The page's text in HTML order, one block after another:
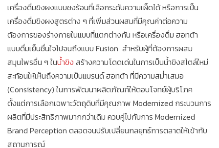
เครื่องดื่มขิงผงแบบชงร้อนที่เลือกระดับความเผ็ดได้ หรือการเป็น
เครื่องดื่มขิงผงสูตรต่าง ๆ ที่เพิ่มส่วนผสมที่มีคุณค่าต่อความ
ต้องการของร่างกายในแบบที่แตกต่างกัน หรือเครื่องดื่ม ฮอทต้า
แบบดื่มเย็นชื่นใจไปจนถึงแบบ Fusion สำหรับผู้ที่ต้องการผสม
สมุนไพรอื่น ๆ ในน้ำขิง สร้างความโดดเด่นในการเป็นน้ำขิงสไตล์ใหม่
สะท้อนให้เห็นถึงความเป็นแบรนด์ ฮอทต้า ที่มีความสม่ำเสมอ
(Consistency) ในการพัฒนาผลิตภัณฑ์ให้ตอบโจทย์ผู้บริโภค
ตั้งแต่การเลือกเฉพาะวัตถุดิบที่มีคุณภาพ Modernized กระบวนการ
ผลิตที่มีประสิทธิภาพมากกว่าเดิม ควบคู่ไปกับการ Modernized
Brand Perception ตลอดจนปรับเปลี่ยนกลยุทธ์การตลาดให้เข้ากับ
สถานการณ์